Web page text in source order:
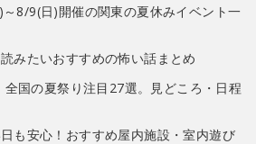
8/9(日)開催の関東の夏休みイベント一
読みたいおすすめの怖い話まとめ
全国の夏祭り注目27選。見どころ・日程
も安心！おすすめ屋内施設・室内遊び